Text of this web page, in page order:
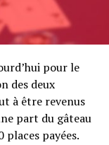
pour le
des deux
à être revenus
part du gâteau
places payées.